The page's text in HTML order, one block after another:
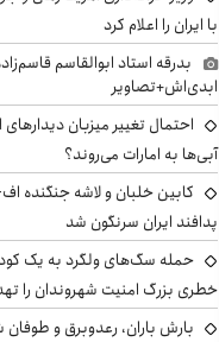
با ایران را اعلام کرد
بدرقه استاد ابوالقاسم
ابدی‌اش+تصاویر
احتمال تغییر میزبان دیدارهای
آبی‌ها به امارات می‌روند؟
پدافند ایران سرنگون شد
خطری بزرگ امنیت شهروندان را
بارش باران، رعدوبرق و